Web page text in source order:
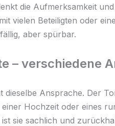
die Aufmerksamkeit
vielen Beteiligten oder
aber spürbar.
– verschiedene
dieselbe Ansprache. Der
Hochzeit oder eines
sie sachlich und